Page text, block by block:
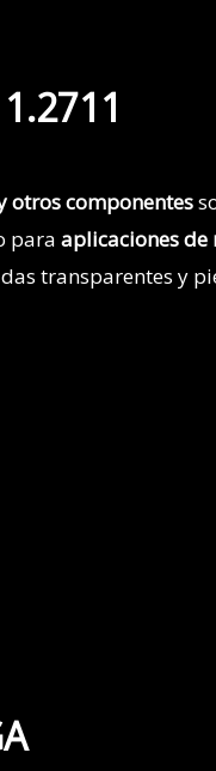
otros componentes
para aplicaciones
transparentes y